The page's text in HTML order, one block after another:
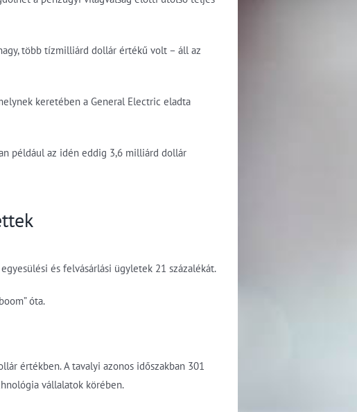
több tízmilliárd dollár értékű volt – áll az
keretében a General Electric eladta
például az idén eddig 3,6 milliárd dollár
és felvásárlási ügyletek 21 százalékát.
óta.
értékben. A tavalyi azonos időszakban 301
vállalatok körében.